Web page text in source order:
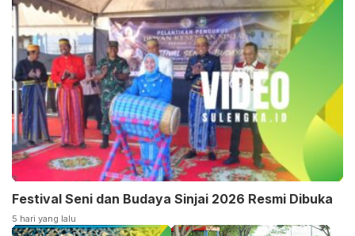
Festival Seni dan Budaya Sinjai 2026 Resmi Dibuka
5 hari yang lalu